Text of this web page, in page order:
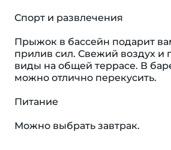
Спорт и развлечения
Прыжок в бассейн подарит
прилив сил. Свежий воздух и
виды на общей террасе. В
можно отлично перекусить.
Питание
Можно выбрать завтрак.